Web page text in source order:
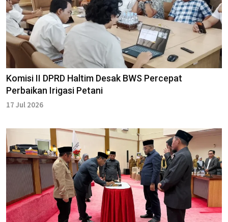
Komisi II DPRD Haltim Desak BWS Percepat
Perbaikan Irigasi Petani
17 Jul 2026